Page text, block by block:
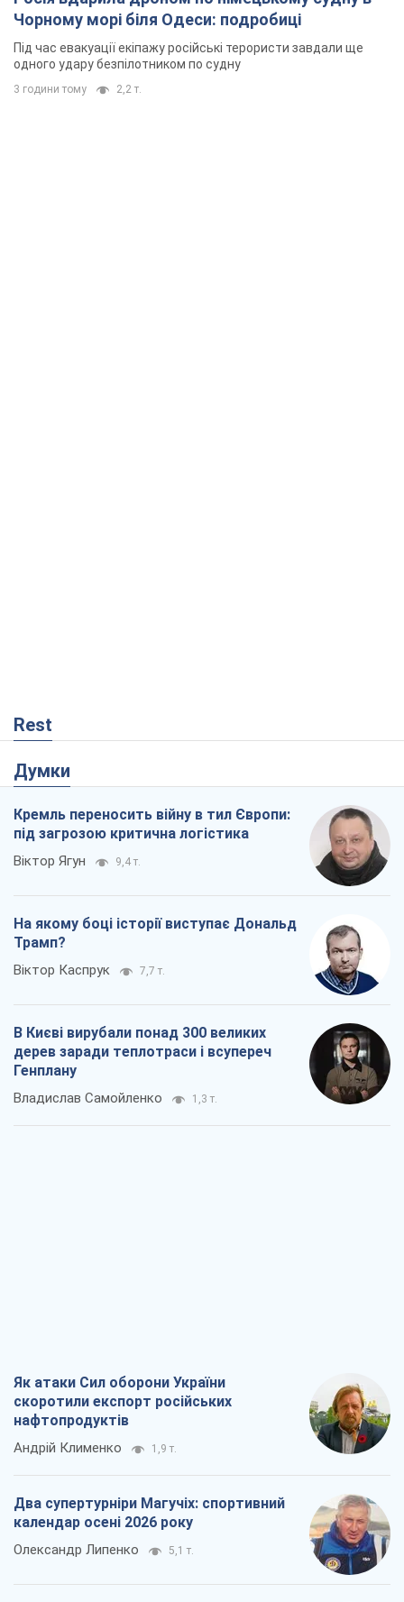
Чорному морі біля Одеси: подробиці
Під час евакуації екіпажу російські терористи завдали ще
одного удару безпілотником по судну
3 години тому 2,2 т.
Rest
Думки
Кремль переносить війну в тил Європи:
під загрозою критична логістика
Віктор Ягун 9,4 т.
На якому боці історії виступає Дональд
Трамп?
Віктор Каспрук 7,7 т.
В Києві вирубали понад 300 великих
дерев заради теплотраси і всупереч
Генплану
Владислав Самойленко 1,3 т.
Як атаки Сил оборони України
скоротили експорт російських
нафтопродуктів
Андрій Клименко 1,9 т.
Два супертурніри Магучіх: спортивний
календар осені 2026 року
Олександр Липенко 5,1 т.